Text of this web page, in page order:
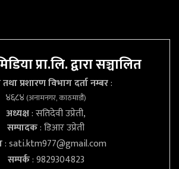
प्रा.लि. द्वारा सञ्चालित
प्रशारण विभाग दर्ता नम्बर:
४६८४(अनामनगर, काठमाडौं)
अध्यक्ष: सतिदेवी उप्रेती,
सम्पादक: डिआर उप्रेती
:sati.ktm977@gmail.com
सम्पर्क: 9829304823